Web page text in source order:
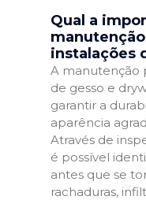
Qual a
instalações
A manutenção
de gesso e
garantir a
aparência
Através de
é possível
antes que se
rachaduras,